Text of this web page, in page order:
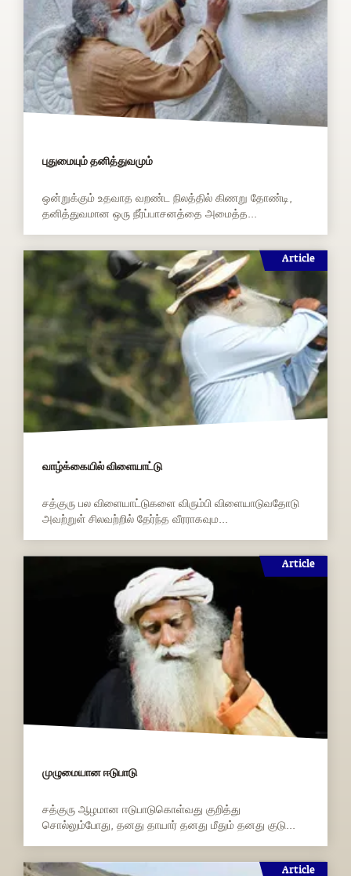
புதுமையும் தனித்துவமும்
ஒன்றுக்கும் உதவாத வறண்ட நிலத்தில் கிணறு தோண்டி,
தனித்துவமான ஒரு நீர்ப்பாசனத்தை அமைத்த...
Article
வாழ்க்கையில் விளையாட்டு
சத்குரு பல விளையாட்டுகளை விரும்பி விளையாடுவதோடு
அவற்றுள் சிலவற்றில் தேர்ந்த வீரராகவும...
Article
முழுமையான ஈடுபாடு
சத்குரு ஆழமான ஈடுபாடுகொள்வது குறித்து
சொல்லும்போது, தனது தாயார் தனது மீதும் தனது குடு...
Article